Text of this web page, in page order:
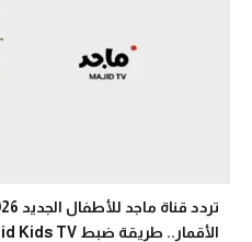
الأقمار.. طريقة ضبط Majid Kids TV